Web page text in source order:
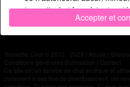
travestiechat.fr ou à tout
Tout contenu que je consulte
travestiechat.fr est destiné à
Je n'ai pas été contacté par
matériel, et je choisis
le télécharger.
Accepter et
Cherche
N'a spécifié aucune préférence
Travestie Chat © 2012 - 2026 Abuse
Conditions générales d'utilisation
Contact
Ce site est un service de chat érotique et
purement à des fins de divertissement, les